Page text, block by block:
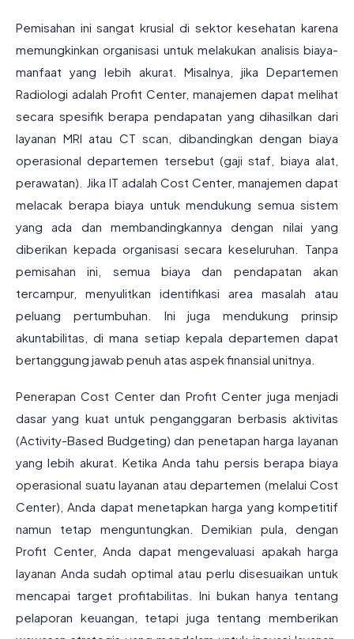
Pemisahan ini sangat krusial di sektor kesehatan karena
memungkinkan organisasi untuk melakukan analisis biaya-
manfaat yang lebih akurat. Misalnya, jika Departemen
Radiologi adalah Profit Center, manajemen dapat melihat
secara spesifik berapa pendapatan yang dihasilkan dari
layanan MRI atau CT scan, dibandingkan dengan biaya
operasional departemen tersebut (gaji staf, biaya alat,
perawatan). Jika IT adalah Cost Center, manajemen dapat
melacak berapa biaya untuk mendukung semua sistem
yang ada dan membandingkannya dengan nilai yang
diberikan kepada organisasi secara keseluruhan. Tanpa
pemisahan ini, semua biaya dan pendapatan akan
tercampur, menyulitkan identifikasi area masalah atau
peluang pertumbuhan. Ini juga mendukung prinsip
akuntabilitas, di mana setiap kepala departemen dapat
bertanggung jawab penuh atas aspek finansial unitnya.
Penerapan Cost Center dan Profit Center juga menjadi
dasar yang kuat untuk penganggaran berbasis aktivitas
(Activity-Based Budgeting) dan penetapan harga layanan
yang lebih akurat. Ketika Anda tahu persis berapa biaya
operasional suatu layanan atau departemen (melalui Cost
Center), Anda dapat menetapkan harga yang kompetitif
namun tetap menguntungkan. Demikian pula, dengan
Profit Center, Anda dapat mengevaluasi apakah harga
layanan Anda sudah optimal atau perlu disesuaikan untuk
mencapai target profitabilitas. Ini bukan hanya tentang
pelaporan keuangan, tetapi juga tentang memberikan